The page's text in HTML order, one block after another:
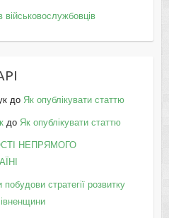
військовослужбовців
до Як опублікувати статтю
до Як опублікувати статтю
НЕПРЯМОГО
стратегії розвитку